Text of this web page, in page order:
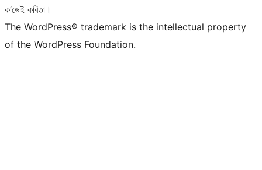
ক’ডেই কবিতা।
The WordPress® trademark is the intellectual property
of the WordPress Foundation.